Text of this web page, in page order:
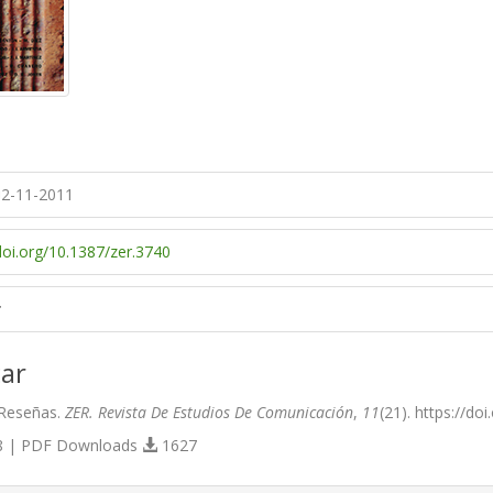
11-2011
10.1387/zer.3740
ZER. Revista De Estudios De Comunicación, 11(21). https://
| PDF Downloads 1627